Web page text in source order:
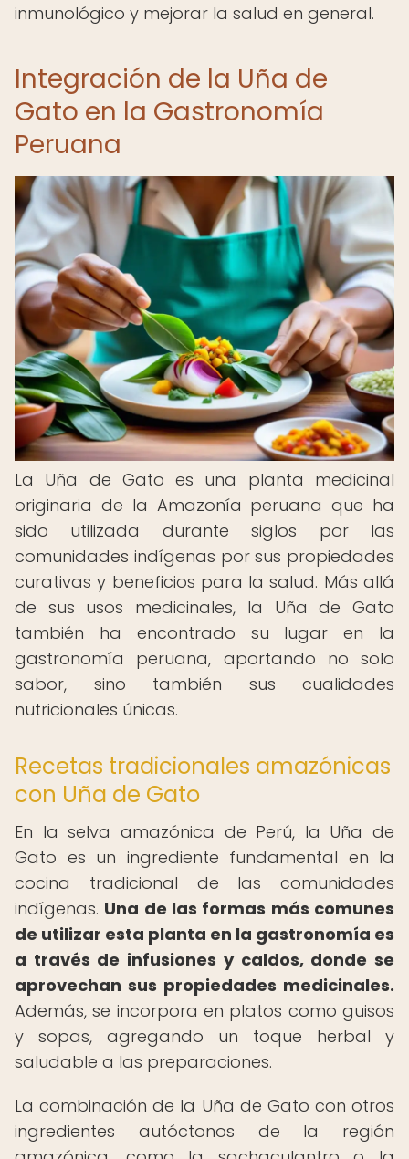
inmunológico y mejorar la salud en general.
Integración de la Uña de
Gato en la Gastronomía
Peruana
La Uña de Gato es una planta medicinal
originaria de la Amazonía peruana que ha
sido utilizada durante siglos por las
comunidades indígenas por sus propiedades
curativas y beneficios para la salud. Más allá
de sus usos medicinales, la Uña de Gato
también ha encontrado su lugar en la
gastronomía peruana, aportando no solo
sabor, sino también sus cualidades
nutricionales únicas.
Recetas tradicionales amazónicas
con Uña de Gato
En la selva amazónica de Perú, la Uña de
Gato es un ingrediente fundamental en la
cocina tradicional de las comunidades
indígenas. Una de las formas más comunes
de utilizar esta planta en la gastronomía es
a través de infusiones y caldos, donde se
aprovechan sus propiedades medicinales.
Además, se incorpora en platos como guisos
y sopas, agregando un toque herbal y
saludable a las preparaciones.
La combinación de la Uña de Gato con otros
ingredientes autóctonos de la región